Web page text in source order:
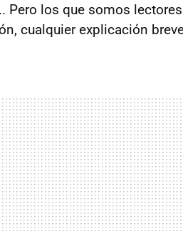
Pero los que somos
cualquier explicación